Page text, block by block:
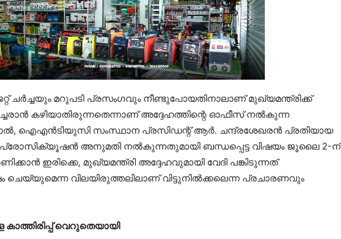
ചർച്ചയും മറുപടി പ്രസംഗവും നീണ്ടുപോയതിനാലാണ് മുഖ്യമന്ത്രിക്ക്
കഴിയാതിരുന്നതെന്നാണ് അദ്ദേഹത്തിന്റെ ഓഫീസ് നൽകുന്ന
ഐഎൻടിയുസി സംസ്ഥാന പ്രസിഡന്റ് ആർ. ചന്ദ്രശേഖരൻ പ്രതിയായ
അനുമതി നൽകുന്നതുമായി ബന്ധപ്പെട്ട വിഷയം ജൂലൈ 2-ന്
ഇരിക്കെ, മുഖ്യമന്ത്രി അദ്ദേഹവുമായി വേദി പങ്കിടുന്നത്
ചെയ്യുമെന്ന വിലയിരുത്തലിലാണ് വിട്ടുനിൽക്കലെന്ന പ്രചാരണവും
കാത്തിരിപ്പ് വെറുതെയായി